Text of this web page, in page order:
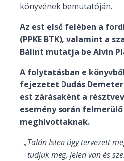
könyvének bemutatóján.
Az est első felében a
(PPKE BTK), valamint a
Bálint mutatja be Alvin
A folytatásban e
fejezetet Dudás
est zárásaként a
esemény során
meghívottaknak.
„Talán Isten úgy tervezett
tudjuk meg, jelen van és